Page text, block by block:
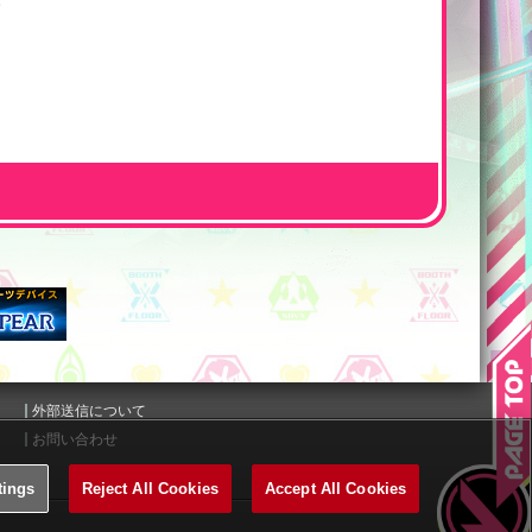
外部送信について
お問い合わせ
Reject All Cookies Accept All Cookies